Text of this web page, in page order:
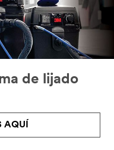
de lijado
AQUÍ